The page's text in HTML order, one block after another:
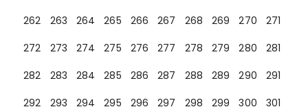
262
263 264 265 266 267 268 269 270
271
272
273 274 275 276 277 278 279 280
281
282
283 284 285 286 287 288 289 290
291
292
293 294 295 296 297 298 299 300 301